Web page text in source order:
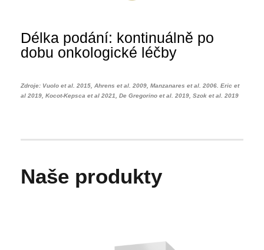
Délka podání: kontinuálně po
dobu onkologické léčby
Zdroje: Vuolo et al. 2015, Ahrens et al. 2009, Manzanares et al. 2006. Eric et
al 2019, Kocot-Kepsca et al 2021, De Gregorino et al. 2019, Szok et al. 2019
Naše produkty